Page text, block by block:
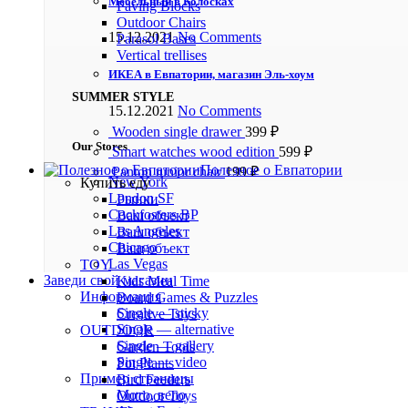
15.12.2021 No Comments
ИКЕА в Евпатории, магазин Эль-хоум
15.12.2021 No Comments
Our Stores
New York
London SF
Cockfosters BP
Los Angeles
Chicago
Las Vegas
Заведи свой магазин
Информация
Single — sticky
Single — alternative
Single — gallery
Single — video
Пример страницы
Мото, вело
Paving Blocks
Outdoor Chairs
Parasol Bases
Vertical trellises
SUMMER STYLE
Wooden single drawer399 ₽
Smart watches wood edition 599 ₽
Panton tunior chair199₽
Полезное о Евпатории
Купить еду
Рынки
Ваш объект
Ваш объект
Ваш объект
TOY
Kids Meal Time
Board Games & Puzzles
Creative Toys
OUTDOOR
Garden Tools
Pot Plants
Bird Feeders
Outdoor Toys